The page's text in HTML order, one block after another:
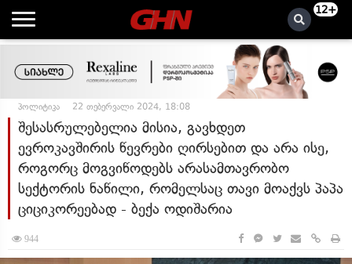
12+
პოლიტიკა 22 თებერვალი 2024, 18:08
შესასრულებელია მისია, გავხდეთ
ევროკავშირის წევრები ღირსებით და არა ისე,
როგორც მოგვიწოდებს არასამთავრობო
სექტორის ნაწილი, რომელსაც თავი მოაქვს პაპა
ციციკორეებად - ბექა ოდიშარია
944